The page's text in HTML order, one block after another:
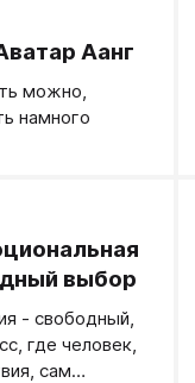
Аанг
можно,
намного
выбор
- свободный,
где человек,
сам